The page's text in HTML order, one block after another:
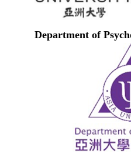
Department of